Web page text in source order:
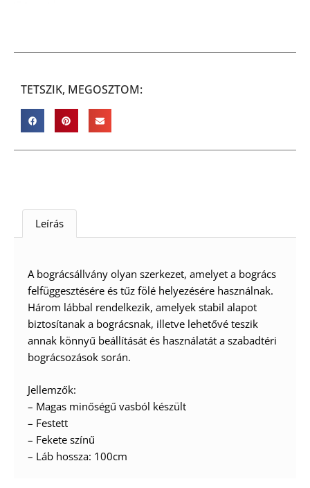
TETSZIK, MEGOSZTOM:
Leírás
A bográcsállvány olyan szerkezet, amelyet a bogrács
felfüggesztésére és tűz fölé helyezésére használnak.
Három lábbal rendelkezik, amelyek stabil alapot
biztosítanak a bográcsnak, illetve lehetővé teszik
annak könnyű beállítását és használatát a szabadtéri
bográcsozások során.
Jellemzők:
– Magas minőségű vasból készült
– Festett
– Fekete színű
– Láb hossza: 100cm